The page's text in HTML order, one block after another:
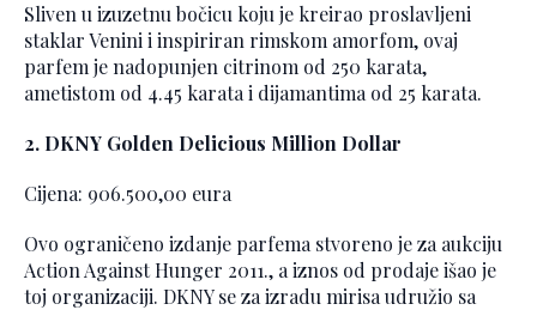
Sliven u izuzetnu bočicu koju je kreirao proslavljeni
staklar Venini i inspiriran rimskom amorfom, ovaj
parfem je nadopunjen citrinom od 250 karata,
ametistom od 4.45 karata i dijamantima od 25 karata.
2. DKNY Golden Delicious Million Dollar
Cijena: 906.500,00 eura
Ovo ograničeno izdanje parfema stvoreno je za aukciju
Action Against Hunger 2011., a iznos od prodaje išao je
toj organizaciji. DKNY se za izradu mirisa udružio sa